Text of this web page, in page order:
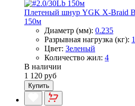
Плетеный шнур YGK X-Braid
150м
Диаметр (мм): 0.235
Разрывная нагрузка (кг):
Цвет: Зеленый
Количество жил: 4
В наличии
1 120 руб
Купить